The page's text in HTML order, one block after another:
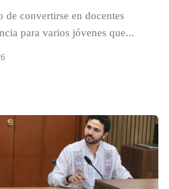
de convertirse en docentes
para varios jóvenes que...